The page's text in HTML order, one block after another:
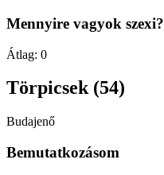
Mennyire vagyok szexi?
Átlag: 0
Törpicsek (54)
Budajenő
Bemutatkozásom